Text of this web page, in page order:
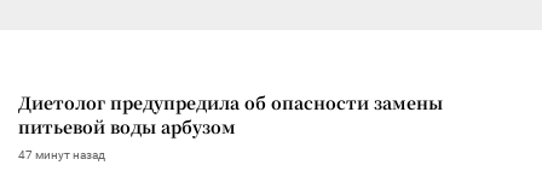
Диетолог предупредила об опасности замены
питьевой воды арбузом
47 минут назад